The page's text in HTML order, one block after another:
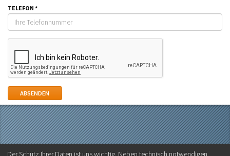
TELEFON *
ABSENDEN
Der Schutz Ihrer Daten ist uns wichtig. Neben technisch notwendigen